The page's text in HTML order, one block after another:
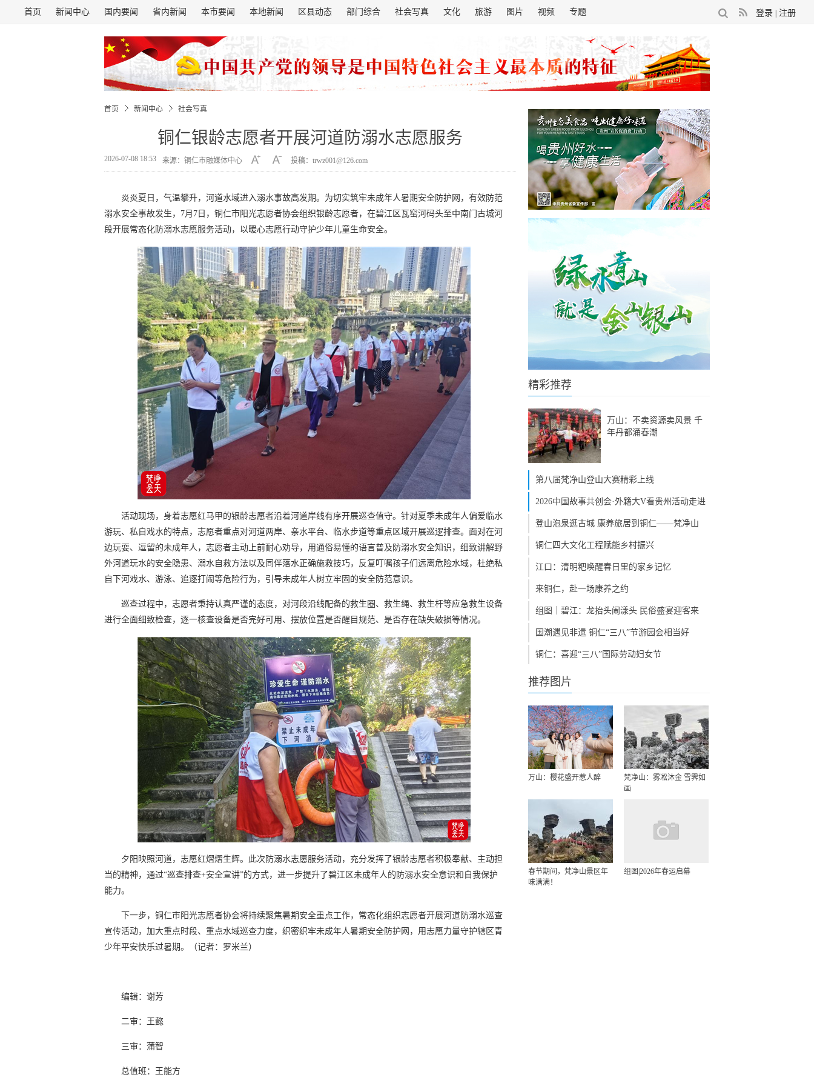
登录 注册
首页 新闻中心 国内要闻 省内新闻 本市要闻 本地新闻 区县动态 部门综合 社会写真 文化 旅游 图片 视频 专题
首页 新闻中心 社会写真
铜仁银龄志愿者开展河道防溺水志愿服务
2026-07-08 18:53 来源：铜仁市融媒体中心 投稿：trwz001@126.com
炎炎夏日，气温攀升，河道水域进入溺水事故高发期。为切实筑牢未成年人暑期安全防护网，有效防范
溺水安全事故发生，7月7日，铜仁市阳光志愿者协会组织银龄志愿者，在碧江区瓦窑河码头至中南门古城河
段开展常态化防溺水志愿服务活动，以暖心志愿行动守护少年儿童生命安全。
活动现场，身着志愿红马甲的银龄志愿者沿着河道岸线有序开展巡查值守。针对夏季未成年人偏爱临水
游玩、私自戏水的特点，志愿者重点对河道两岸、亲水平台、临水步道等重点区域开展巡逻排查。面对在河
边玩耍、逗留的未成年人，志愿者主动上前耐心劝导，用通俗易懂的语言普及防溺水安全知识，细致讲解野
外河道玩水的安全隐患、溺水自救方法以及同伴落水正确施救技巧，反复叮嘱孩子们远离危险水域，杜绝私
自下河戏水、游泳、追逐打闹等危险行为，引导未成年人树立牢固的安全防范意识。
巡查过程中，志愿者秉持认真严谨的态度，对河段沿线配备的救生圈、救生绳、救生杆等应急救生设备
进行全面细致检查，逐一核查设备是否完好可用、摆放位置是否醒目规范、是否存在缺失破损等情况。
夕阳映照河道，志愿红熠熠生辉。此次防溺水志愿服务活动，充分发挥了银龄志愿者积极奉献、主动担
当的精神，通过“巡查排查+安全宣讲”的方式，进一步提升了碧江区未成年人的防溺水安全意识和自我保护
能力。
下一步，铜仁市阳光志愿者协会将持续聚焦暑期安全重点工作，常态化组织志愿者开展河道防溺水巡查
宣传活动，加大重点时段、重点水域巡查力度，织密织牢未成年人暑期安全防护网，用志愿力量守护辖区青
少年平安快乐过暑期。（记者：罗米兰）
编辑：谢芳
二审：王懿
三审：蒲智
总值班：王能方
精彩推荐
万山：不卖资源卖风景 千
年丹都涌春潮
第八届梵净山登山大赛精彩上线
2026中国故事共创会·外籍大V看贵州活动走进
登山泡泉逛古城 康养旅居到铜仁——梵净山
铜仁四大文化工程赋能乡村振兴
江口：清明粑唤醒春日里的家乡记忆
来铜仁，赴一场康养之约
组图｜碧江：龙抬头闹漾头 民俗盛宴迎客来
国潮遇见非遗 铜仁“三八”节游园会相当好
铜仁：喜迎“三八”国际劳动妇女节
推荐图片
万山：樱花盛开惹人醉
梵净山：雾凇沐金 雪霁如
画
春节期间，梵净山景区年
味满满！
组图|2026年春运启幕